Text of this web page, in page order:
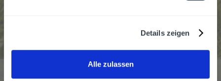
Details zeigen
Alle zulassen
Orten und Postleitzahl-Gebieten geliefert